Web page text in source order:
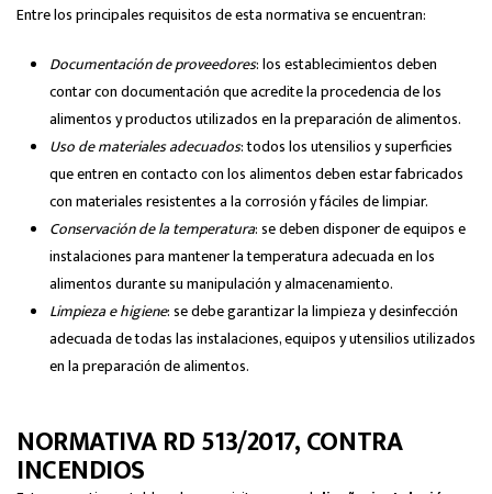
Entre los principales requisitos de esta normativa se encuentran:
Documentación de proveedores: los establecimientos deben
contar con documentación que acredite la procedencia de los
alimentos y productos utilizados en la preparación de alimentos.
Uso de materiales adecuados: todos los utensilios y superficies
que entren en contacto con los alimentos deben estar fabricados
con materiales resistentes a la corrosión y fáciles de limpiar.
Conservación de la temperatura: se deben disponer de equipos e
instalaciones para mantener la temperatura adecuada en los
alimentos durante su manipulación y almacenamiento.
Limpieza e higiene: se debe garantizar la limpieza y desinfección
adecuada de todas las instalaciones, equipos y utensilios utilizados
en la preparación de alimentos.
NORMATIVA RD 513/2017, CONTRA
INCENDIOS